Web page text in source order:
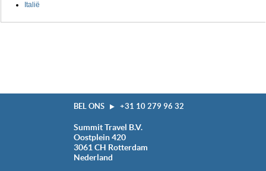
Italië
BEL ONS +31 10 279 96 32
Summit Travel B.V.
Oostplein 420
3061 CH Rotterdam
Nederland